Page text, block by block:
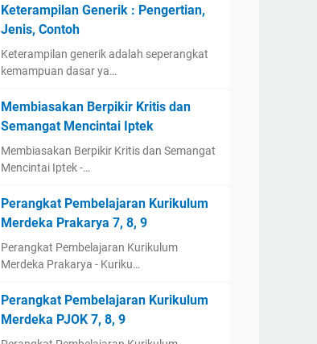
Keterampilan Generik : Pengertian,
Jenis, Contoh
Keterampilan generik adalah seperangkat
kemampuan dasar ya…
Membiasakan Berpikir Kritis dan
Semangat Mencintai Iptek
Membiasakan Berpikir Kritis dan Semangat
Mencintai Iptek -…
Perangkat Pembelajaran Kurikulum
Merdeka Prakarya 7, 8, 9
Perangkat Pembelajaran Kurikulum
Merdeka Prakarya - Kuriku…
Perangkat Pembelajaran Kurikulum
Merdeka PJOK 7, 8, 9